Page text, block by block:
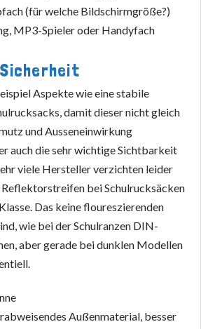
(für welche Bildschirmgröße?)
MP3-Spieler oder Handyfach
Aspekte wie eine stabile
damit dieser nicht gleich
und Ausseneinwirkung
auch die sehr wichtige Sichtbarkeit
viele Hersteller verzichten leider
Reflektorstreifen bei Schulrucksäcken
Das keine floureszierenden
wie bei der Schulranzen DIN-
aber gerade bei dunklen Modellen
Außenmaterial, besser